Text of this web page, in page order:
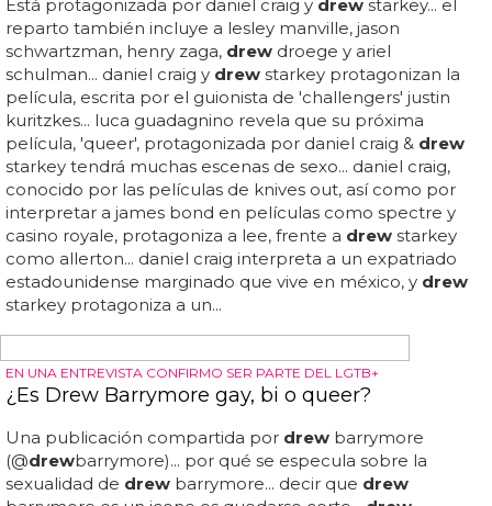
algunos dicen estar "enormemente emocionados" por
drewy por los que han trabajado en ella... mientras
intenta introducirse en la escena cómica underground de
gotham city...
Goldfrapp estrena el vídeo de 'Jo' y anuncia
reedición de 'Tales Of Us'